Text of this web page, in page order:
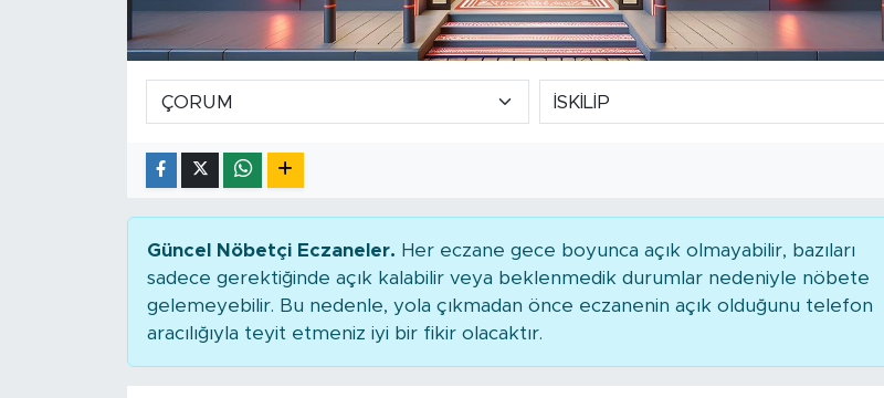
Güncel Nöbetçi Eczaneler. Her eczane gece boyunca açık olmayabilir, bazıları
sadece gerektiğinde açık kalabilir veya beklenmedik durumlar nedeniyle nöbete
gelemeyebilir. Bu nedenle, yola çıkmadan önce eczanenin açık olduğunu telefon
aracılığıyla teyit etmeniz iyi bir fikir olacaktır.